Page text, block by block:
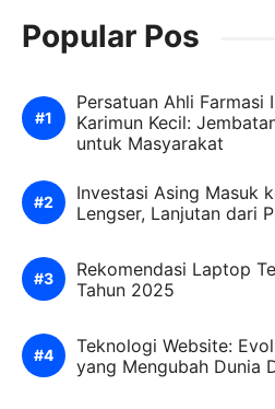
Popular Pos
Persatuan Ahli Farmasi
Karimun Kecil:
untuk Masyarakat
Investasi Asing Masuk
Lengser, Lanjutan dari
Rekomendasi Laptop
Tahun 2025
Teknologi Website:
yang Mengubah Dunia